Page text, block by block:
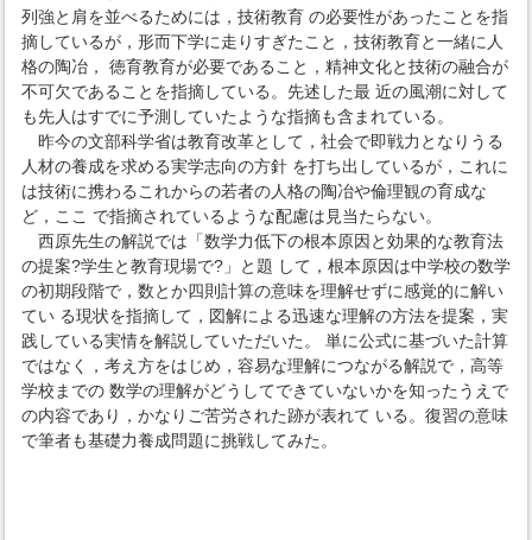
列強と肩を並べるためには，技術教育 の必要性があったことを指
摘しているが，形而下学に走りすぎたこと，技術教育と一緒に人
格の陶冶， 徳育教育が必要であること，精神文化と技術の融合が
不可欠であることを指摘している。先述した最 近の風潮に対して
も先人はすでに予測していたような指摘も含まれている。
昨今の文部科学省は教育改革として，社会で即戦力となりうる
人材の養成を求める実学志向の方針 を打ち出しているが，これに
は技術に携わるこれからの若者の人格の陶冶や倫理観の育成な
ど，ここ で指摘されているような配慮は見当たらない。
西原先生の解説では「数学力低下の根本原因と効果的な教育法
の提案?学生と教育現場で?」と題 して，根本原因は中学校の数学
の初期段階で，数とか四則計算の意味を理解せずに感覚的に解い
てい る現状を指摘して，図解による迅速な理解の方法を提案，実
践している実情を解説していただいた。 単に公式に基づいた計算
ではなく，考え方をはじめ，容易な理解につながる解説で，高等
学校までの 数学の理解がどうしてできていないかを知ったうえで
の内容であり，かなりご苦労された跡が表れて いる。復習の意味
で筆者も基礎力養成問題に挑戦してみた。